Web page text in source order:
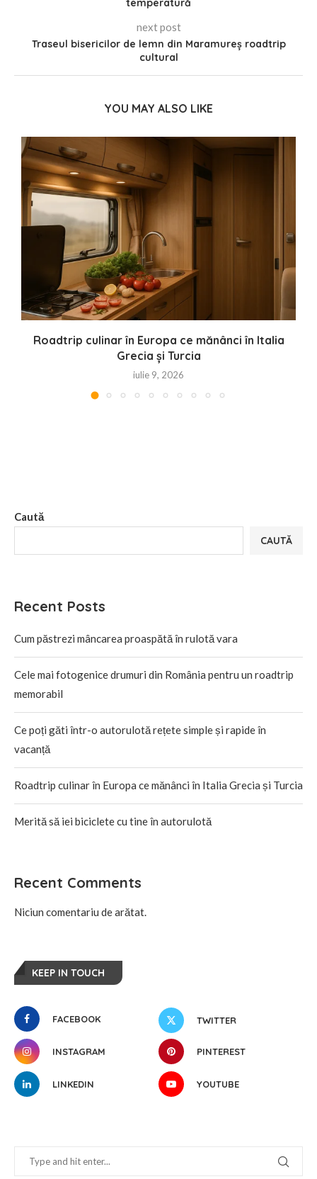
temperatură
next post
Traseul bisericilor de lemn din Maramureș roadtrip
cultural
YOU MAY ALSO LIKE
Roadtrip culinar în Europa ce mănânci în Italia
Grecia și Turcia
iulie 9, 2026
Caută
CAUTĂ
Recent Posts
Cum păstrezi mâncarea proaspătă în rulotă vara
Cele mai fotogenice drumuri din România pentru un roadtrip
memorabil
Ce poți găti într-o autorulotă rețete simple și rapide în
vacanță
Roadtrip culinar în Europa ce mănânci în Italia Grecia și Turcia
Merită să iei biciclete cu tine în autorulotă
Recent Comments
Niciun comentariu de arătat.
KEEP IN TOUCH
FACEBOOK TWITTER
INSTAGRAM PINTEREST
LINKEDIN YOUTUBE